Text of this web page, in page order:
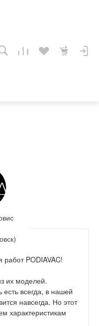
PODIAVAC!
их моделей.
всегда, в нашей
навсегда. Но этот
характеристикам